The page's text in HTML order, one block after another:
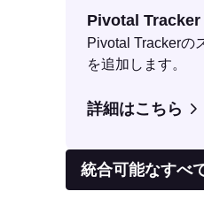
Pivotal Tracker
Pivotal Trackerの
を追加します。
詳細はこちら
統合可能なすべ